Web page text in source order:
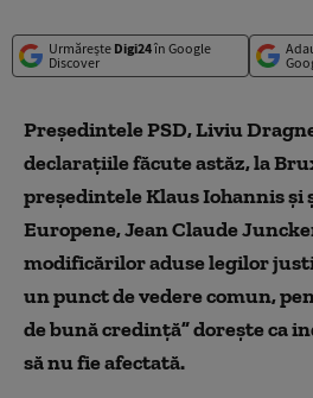
Urmărește Digi24în Google
Discover
Președintele PSD, Liviu
declarațiile făcute astăz, la
președintele Klaus Iohannis și
Europene, Jean Claude
modificărilor aduse legilor
un punct de vedere comun,
de bună credință” dorește ca
să nu fie afectată.